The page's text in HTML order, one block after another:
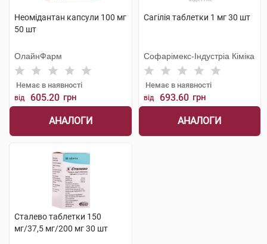
Неомідантан капсули 100 мг
50 шт
ОлайнФарм
Немає в наявності
від 605.20 грн
АНАЛОГИ
Сагілія таблетки 1 мг 30 шт
Софарімекс-Індустріа Кіміка
Немає в наявності
від 693.60 грн
АНАЛОГИ
Сталево таблетки 150
мг/37,5 мг/200 мг 30 шт